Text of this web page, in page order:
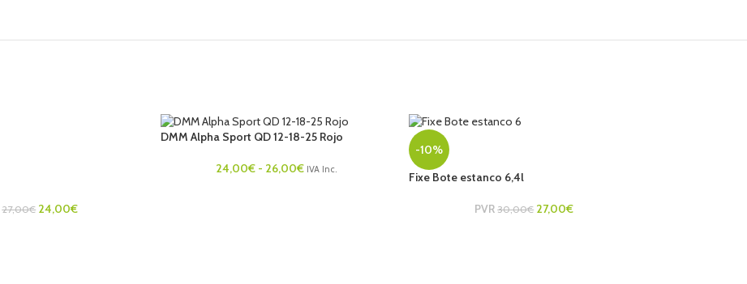
27,00€ 24,00€
DMM Alpha Sport QD 12-18-25 Rojo
24,00€ - 26,00€ IVA Inc.
-10%
Fixe Bote estanco 6,4l
PVR 30,00€ 27,00€